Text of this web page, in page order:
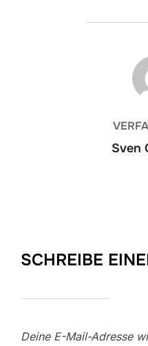
Sven
SCHREIBE
Deine E-Mail-Adresse